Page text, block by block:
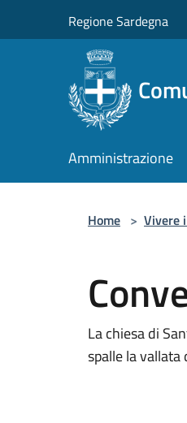
Regione Sardegna
Amministrazione
Home > Vivere
La chiesa di
spalle la vallata